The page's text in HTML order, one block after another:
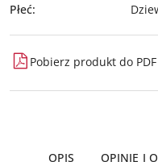
Płeć:
Pobierz produkt do PDF
OPIS OPINIE I